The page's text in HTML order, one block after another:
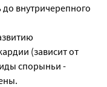
внутричерепного
(зависит от
спорыньи -